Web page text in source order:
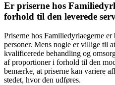
Er priserne hos
forhold til den leverede
Priserne hos Familiedyrlaegerne
personer. Mens nogle er villige til
kvalificerede behandling og
af proportioner i forhold til den
bemærke, at priserne kan variere
stedet, hvor den udføres.